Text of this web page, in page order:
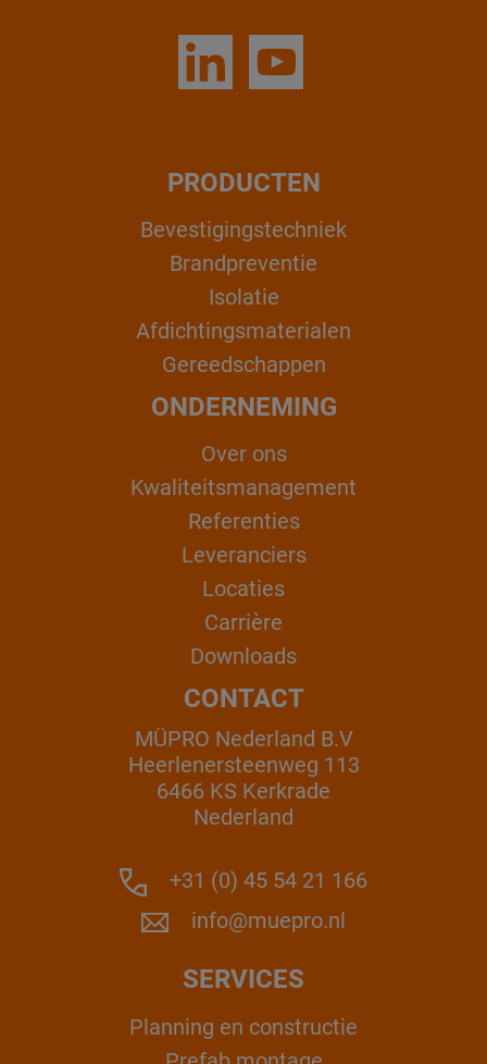
PRODUCTEN
Bevestigingstechniek
Brandpreventie
Isolatie
Afdichtingsmaterialen
Gereedschappen
ONDERNEMING
Over ons
Kwaliteitsmanagement
Referenties
Leveranciers
Locaties
Carrière
Downloads
CONTACT
MÜPRO Nederland B.V
Heerlenersteenweg 113
6466 KS Kerkrade
Nederland
+31 (0) 45 54 21 166
info@muepro.nl
SERVICES
Planning en constructie